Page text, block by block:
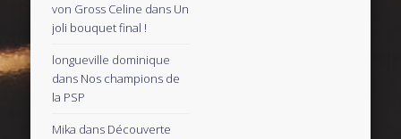
von Gross Celine dans Un
joli bouquet final !
longueville dominique
dans Nos champions de
la PSP
Mika dans Découverte